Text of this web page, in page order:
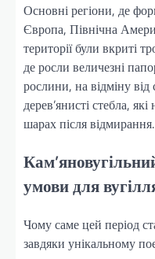
Основні регіони, де
Європа, Північна
території були вкриті
де росли величезні
рослини, на відміну
дерев’янисті стебла,
шарах після відмирання.
умови для
Чому саме цей період
завдяки унікальному